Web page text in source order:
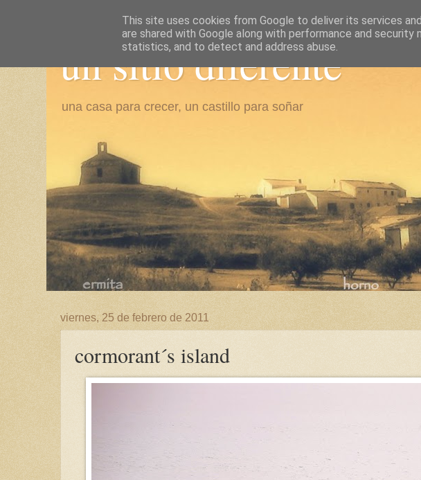
un sitio diferente
una casa para crecer, un castillo para soñar
viernes, 25 de febrero de 2011
cormorant´s island
This site uses cookies from Google to deliver its services
are shared with Google along with performance and
statistics, and to detect and address abuse.